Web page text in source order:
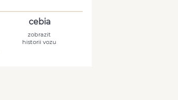
cebia
zobrazit
historii vozu